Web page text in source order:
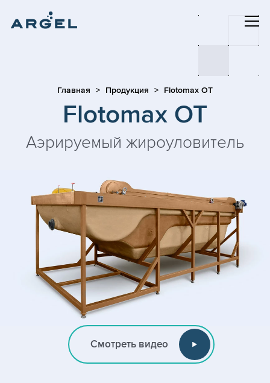
Главная Продукция Flotomax OT
Flotomax OT
Аэрируемый жироуловитель
Смотреть видео